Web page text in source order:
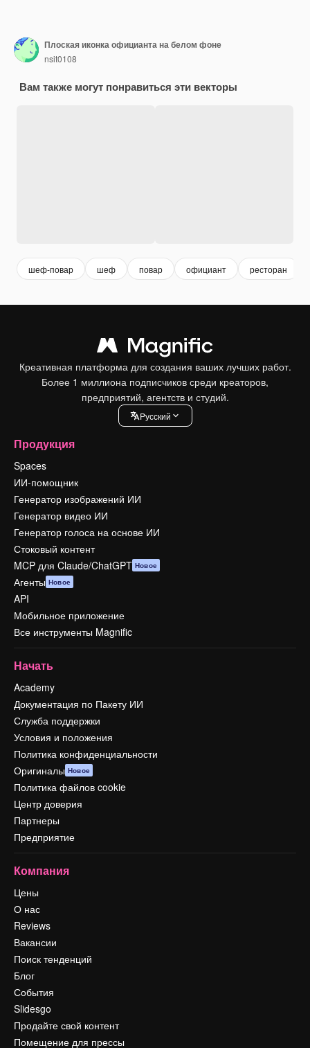
Плоская иконка официанта на белом фоне
nsit0108
Вам также могут понравиться эти векторы
шеф-повар шеф повар официант ресторан
Креативная платформа для создания ваших лучших работ.
Более 1 миллиона подписчиков среди креаторов,
предприятий, агентств и студий.
Pусский
Продукция
Spaces
ИИ-помощник
Генератор изображений ИИ
Генератор видео ИИ
Генератор голоса на основе ИИ
Стоковый контент
MCP для Claude/ChatGPT Новое
Агенты Новое
API
Мобильное приложение
Все инструменты Magnific
Начать
Academy
Документация по Пакету ИИ
Служба поддержки
Условия и положения
Политика конфиденциальности
Оригиналы Новое
Политика файлов cookie
Центр доверия
Партнеры
Предприятие
Компания
Цены
О нас
Reviews
Вакансии
Поиск тенденций
Блог
События
Slidesgo
Продайте свой контент
Помещение для прессы